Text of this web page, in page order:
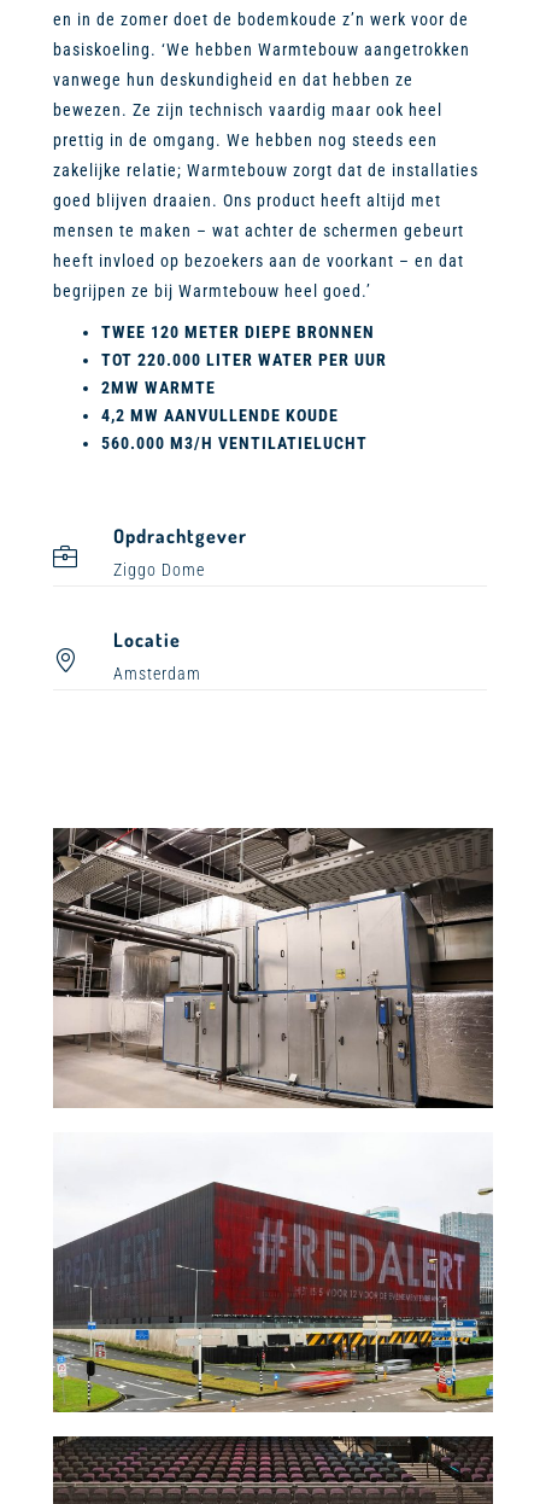
en in de zomer doet de bodemkoude z’n werk voor de
basiskoeling. ‘We hebben Warmtebouw aangetrokken
vanwege hun deskundigheid en dat hebben ze
bewezen. Ze zijn technisch vaardig maar ook heel
prettig in de omgang. We hebben nog steeds een
zakelijke relatie; Warmtebouw zorgt dat de installaties
goed blijven draaien. Ons product heeft altijd met
mensen te maken – wat achter de schermen gebeurt
heeft invloed op bezoekers aan de voorkant – en dat
begrijpen ze bij Warmtebouw heel goed.’
TWEE 120 METER DIEPE BRONNEN
TOT 220.000 LITER WATER PER UUR
2MW WARMTE
4,2 MW AANVULLENDE KOUDE
560.000 M3/H VENTILATIELUCHT
Opdrachtgever
Ziggo Dome
Locatie
Amsterdam